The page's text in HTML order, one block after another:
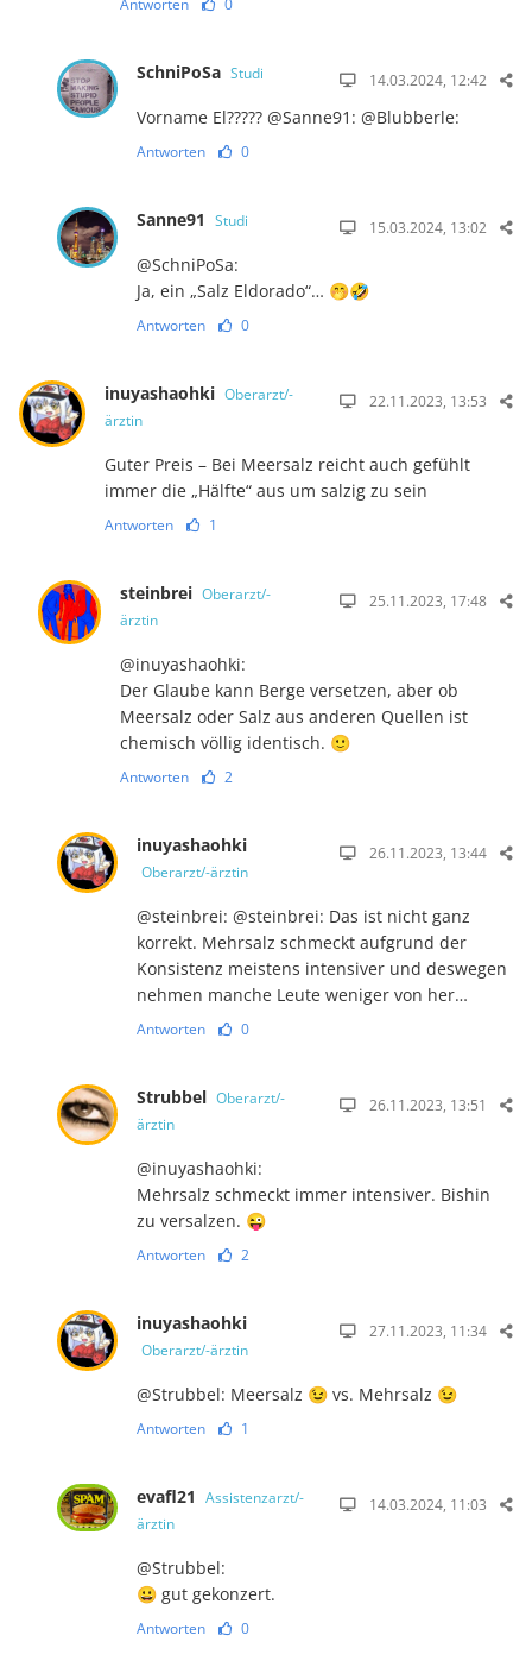
Antworten 0
SchniPoSa Studi 14.03.2024, 12:42
Vorname El????? @Sanne91: @Blubberle:
Antworten 0
Sanne91 Studi 15.03.2024, 13:02
@SchniPoSa:
Ja, ein „Salz Eldorado“… 🤭🤣
Antworten 0
inuyashaohki Oberarzt/-
ärztin
22.11.2023, 13:53
Guter Preis – Bei Meersalz reicht auch gefühlt
immer die „Hälfte“ aus um salzig zu sein
Antworten 1
steinbrei Oberarzt/-
ärztin
25.11.2023, 17:48
@inuyashaohki:
Der Glaube kann Berge versetzen, aber ob
Meersalz oder Salz aus anderen Quellen ist
chemisch völlig identisch. 🙂
Antworten 2
inuyashaohki
Oberarzt/-ärztin
26.11.2023, 13:44
@steinbrei: @steinbrei: Das ist nicht ganz
korrekt. Mehrsalz schmeckt aufgrund der
Konsistenz meistens intensiver und deswegen
nehmen manche Leute weniger von her…
Antworten 0
Strubbel Oberarzt/-
ärztin
26.11.2023, 13:51
@inuyashaohki:
Mehrsalz schmeckt immer intensiver. Bishin
zu versalzen. 😜
Antworten 2
inuyashaohki
Oberarzt/-ärztin
27.11.2023, 11:34
@Strubbel: Meersalz 😉 vs. Mehrsalz 😉
Antworten 1
evafl21 Assistenzarzt/-
ärztin
14.03.2024, 11:03
@Strubbel:
😀 gut gekonzert.
Antworten 0